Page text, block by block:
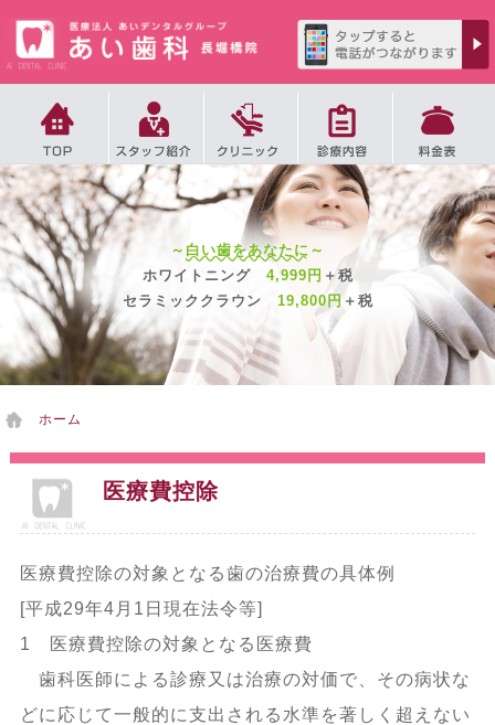
夜10時まで診療、
～ 白い歯をあなたに ～
ホワイトニング 4,999円 ＋税
セラミッククラウン 19,800円 ＋税
徒歩 2分
徒歩4分
徒歩6分
ホーム
医療費控除
医療費控除の対象となる歯の治療費の具体例
[平成29年4月1日現在法令等]
1 医療費控除の対象となる医療費
歯科医師による診療又は治療の対価で、その病状な
どに応じて一般的に支出される水準を著しく超えない